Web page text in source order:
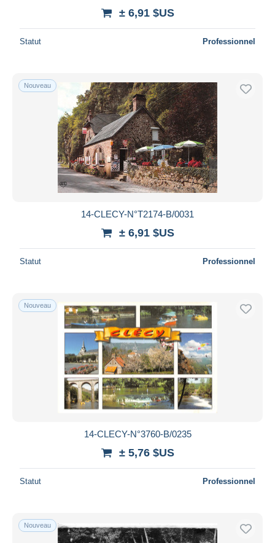
± 6,91 $US
Statut Professionnel
Nouveau
14-CLECY-N°T2174-B/0031
± 6,91 $US
Statut Professionnel
Nouveau
14-CLECY-N°3760-B/0235
± 5,76 $US
Statut Professionnel
Nouveau